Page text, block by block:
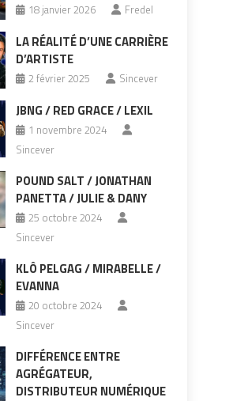
18 janvier 2026 Fredel
LA RÉALITÉ D’UNE CARRIÈRE
D’ARTISTE
2 février 2025 Sincever
JBNG / RED GRACE / LEXIL
1 novembre 2024
Sincever
POUND SALT / JONATHAN
PANETTA / JULIE & DANY
25 octobre 2024
Sincever
KLÔ PELGAG / MIRABELLE /
EVANNA
20 octobre 2024
Sincever
DIFFÉRENCE ENTRE
AGRÉGATEUR,
DISTRIBUTEUR NUMÉRIQUE